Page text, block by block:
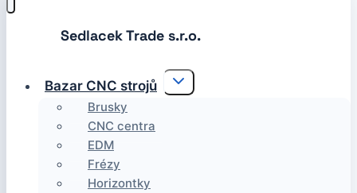
Bazar CNC strojů
Toggle
Brusky
CNC centra
EDM
Frézy
Horizontky